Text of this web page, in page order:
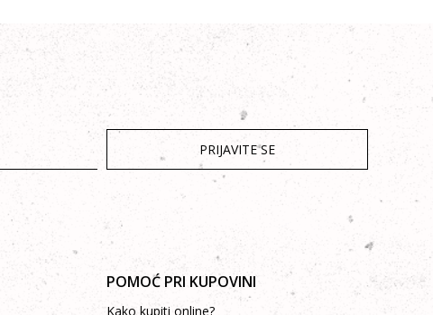
PRIJAVITE SE
POMOĆ PRI KUPOVINI
Kako kupiti online?